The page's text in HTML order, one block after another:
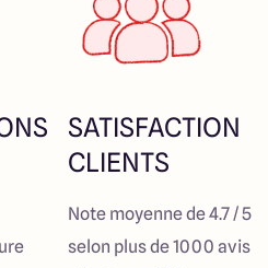
SATISFACTION
CLIENTS
Note moyenne de 4.7 / 5
selon plus de 1000 avis